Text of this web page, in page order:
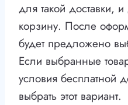
для такой доставки,
корзину. После
будет предложено
Если выбранные
условия бесплатной
выбрать этот вариант.